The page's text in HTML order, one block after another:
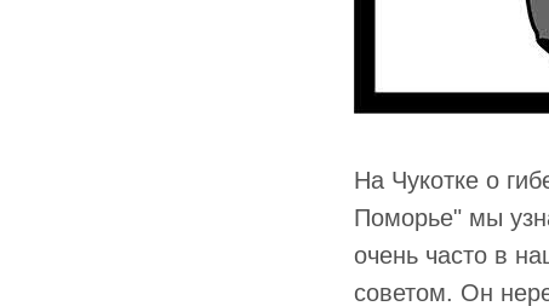
На Чукотке о
Поморье" мы
очень часто в
советом. Он